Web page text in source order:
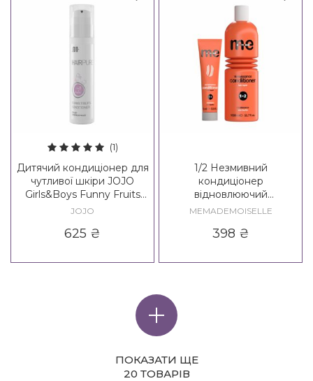
(1)
Дитячий кондиціонер для
чутливої ​​шкіри JOJO
Girls&Boys Funny Fruits
Conditioner
JOJO
625 ₴
1/2 Незмивний
кондиціонер
відновлюючий
MeMademoiselle
leave-in
MEMADEMOISELLE
398 ₴
ПОКАЗАТИ ЩЕ
20 ТОВАРІВ